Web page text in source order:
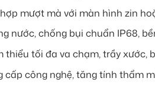
mượt mà với màn hình zin
nước, chống bụi chuẩn IP68,
thiểu tối đa va chạm, trầy xước,
cấp công nghệ, tăng tính thẩm